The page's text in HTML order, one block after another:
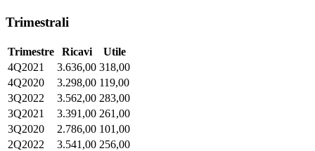
Trimestrali
Trimestre Ricavi
Utile
4Q2021
3.636,00 318,00
4Q2020
3.298,00 119,00
3Q2022
3.562,00 283,00
3Q2021
3.391,00 261,00
3Q2020
2.786,00 101,00
2Q2022
3.541,00 256,00